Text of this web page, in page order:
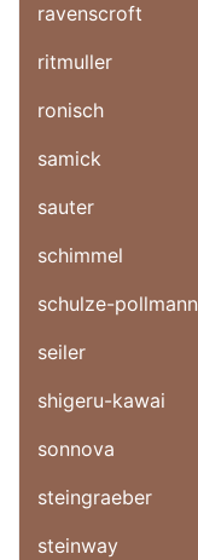
ravenscroft
ritmuller
ronisch
samick
sauter
schimmel
schulze-pollmann
seiler
shigeru-kawai
sonnova
steingraeber
steinway